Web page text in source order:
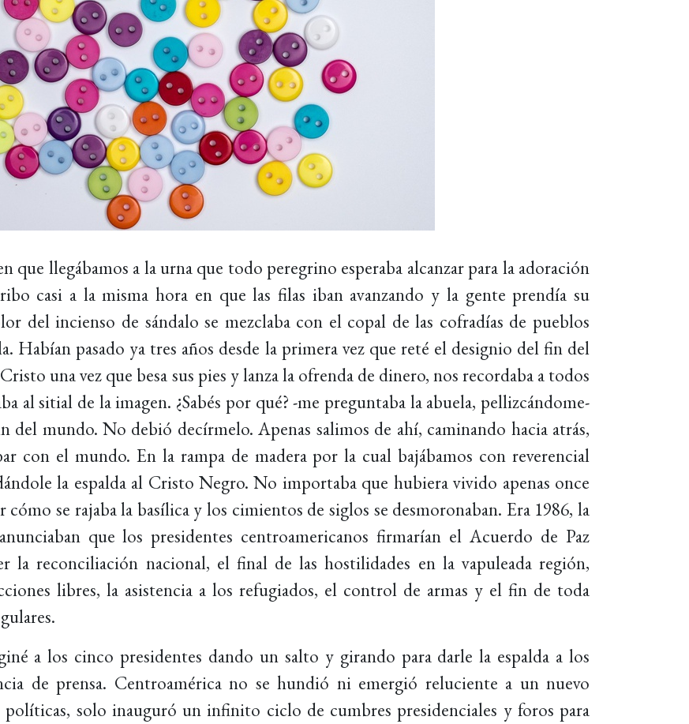
que llegábamos a la urna que todo peregrino esperaba alcanzar para la adoración
casi a la misma hora en que las filas iban avanzando y la gente prendía su
del incienso de sándalo se mezclaba con el copal de las cofradías de pueblos
Habían pasado ya tres años desde la primera vez que reté el designio del fin del
una vez que besa sus pies y lanza la ofrenda de dinero, nos recordaba a todos
al sitial de la imagen. ¿Sabés por qué? -me preguntaba la abuela, pellizcándome-
del mundo. No debió decírmelo. Apenas salimos de ahí, caminando hacia atrás,
con el mundo. En la rampa de madera por la cual bajábamos con reverencial
la espalda al Cristo Negro. No importaba que hubiera vivido apenas once
cómo se rajaba la basílica y los cimientos de siglos se desmoronaban. Era 1986, la
que los presidentes centroamericanos firmarían el Acuerdo de Paz
la reconciliación nacional, el final de las hostilidades en la vapuleada región,
libres, la asistencia a los refugiados, el control de armas y el fin de toda
a los cinco presidentes dando un salto y girando para darle la espalda a los
de prensa. Centroamérica no se hundió ni emergió reluciente a un nuevo
políticas, solo inauguró un infinito ciclo de cumbres presidenciales y foros para